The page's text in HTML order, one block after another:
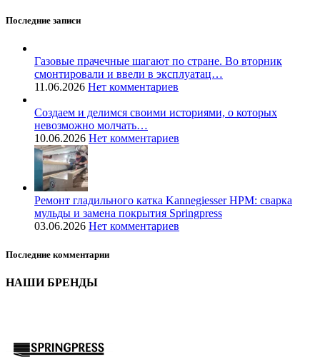
Последние записи
Газовые прачечные шагают по стране. Во вторник
смонтировали и ввели в эксплуатац…
11.06.2026 Нет комментариев
Создаем и делимся своими историями, о которых
невозможно молчать…
10.06.2026 Нет комментариев
Ремонт гладильного катка Kannegiesser HPM: сварка
мульды и замена покрытия Springpress
03.06.2026 Нет комментариев
Последние комментарии
НАШИ БРЕНДЫ